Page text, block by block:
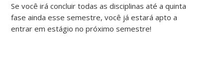
Se você irá concluir todas as disciplinas até a quinta
fase ainda esse semestre, você já estará apto a
entrar em estágio no próximo semestre!